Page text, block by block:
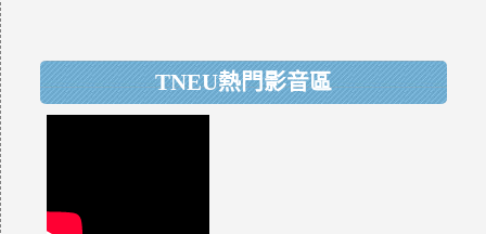
TNEU熱門影音區